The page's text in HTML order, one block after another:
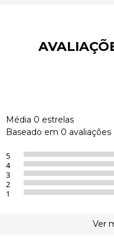
Média 0 estrelas
Baseado em 0 avaliações
5
4
3
2
1
Ver